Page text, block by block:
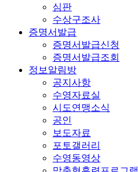
심판
수상구조사
증명서발급
증명서발급신청
증명서발급조회
정보알림방
공지사항
수영자료실
시도연맹소식
공인
보도자료
포토갤러리
수영동영상